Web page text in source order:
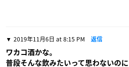
2019年11月6日 at 8:15 PM 返信
ワカコ酒かな。
普段そんな飲みたいって思わないの